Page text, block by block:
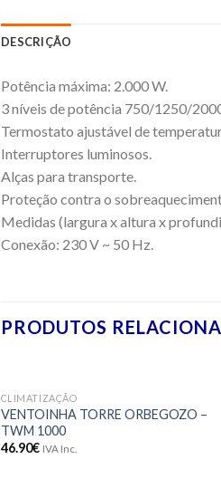
DESCRIÇÃO
Potência máxima: 2.000 W.
3 níveis de potência 750/1250/
Termostato ajustável de
Interruptores luminosos.
Alças para transporte.
Proteção contra o
Medidas (largura x altura x
Conexão: 230 V ~ 50 Hz.
PRODUTOS
Adicionar
aos meus
CLIMATIZAÇÃO
VENTOINHA TORRE ORBEGOZO –
TWM 1000
46.90€ IVA Inc.